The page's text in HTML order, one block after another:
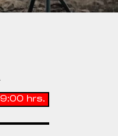
hrs.